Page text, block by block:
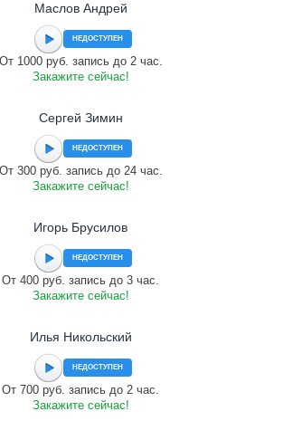
Маслов Андрей
НЕДОСТУПЕН
От 1000 руб. запись до 2 час.
Закажите сейчас!
Сергей Зимин
НЕДОСТУПЕН
От 300 руб. запись до 24 час.
Закажите сейчас!
Игорь Брусилов
НЕДОСТУПЕН
От 400 руб. запись до 3 час.
Закажите сейчас!
Илья Никольский
НЕДОСТУПЕН
От 700 руб. запись до 2 час.
Закажите сейчас!